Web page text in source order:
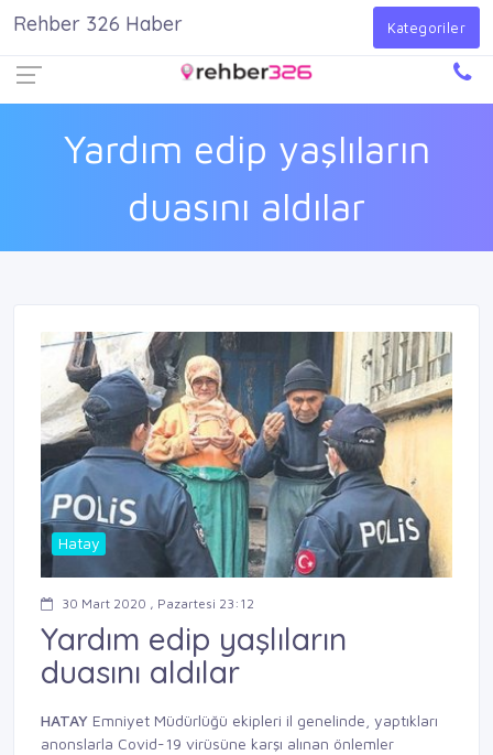
Giriş Yap
Yardım edip yaşlıların
duasını aldılar
Rehber 326 Haber Kategoriler
Hatay
30 Mart 2020 , Pazartesi 23:12
Yardım edip yaşlıların
duasını aldılar
HATAY Emniyet Müdürlüğü ekipleri il genelinde, yaptıkları
anonslarla Covid-19 virüsüne karşı alınan önlemler